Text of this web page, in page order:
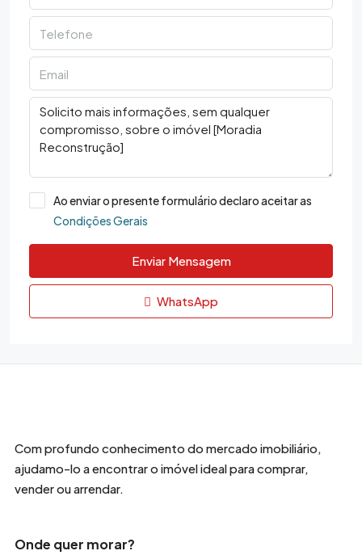
Ao enviar o presente formulário declaro aceitar as
Condições Gerais
Enviar Mensagem
WhatsApp
Com profundo conhecimento do mercado imobiliário,
ajudamo-lo a encontrar o imóvel ideal para comprar,
vender ou arrendar.
Onde quer morar?